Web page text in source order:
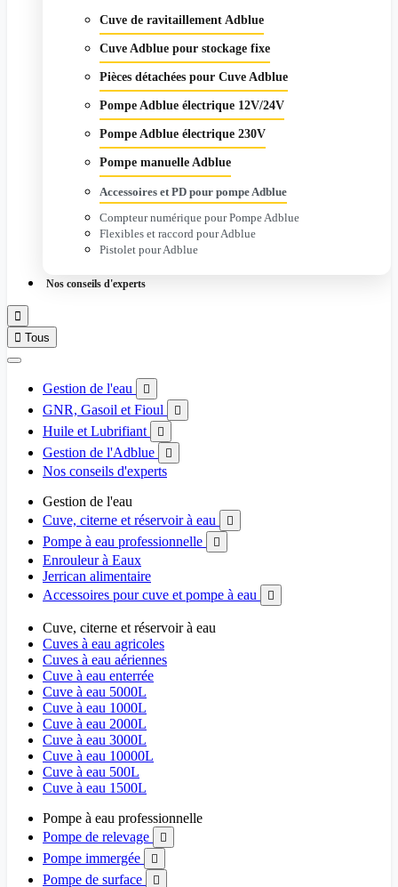
Cuve de ravitaillement Adblue
Cuve Adblue pour stockage fixe
Pièces détachées pour Cuve Adblue
Pompe Adblue électrique 12V/24V
Pompe Adblue électrique 230V
Pompe manuelle Adblue
Accessoires et PD pour pompe Adblue
Compteur numérique pour Pompe Adblue
Flexibles et raccord pour Adblue
Pistolet pour Adblue
Nos conseils d'experts

 Tous
Gestion de l'eau 
GNR, Gasoil et Fioul 
Huile et Lubrifiant 
Gestion de l'Adblue 
Nos conseils d'experts
Gestion de l'eau
Cuve, citerne et réservoir à eau

Pompe à eau professionnelle 
Enrouleur à Eaux
Jerrican alimentaire
Accessoires pour cuve et pompe à eau

Cuve, citerne et réservoir à eau
Cuves à eau agricoles
Cuves à eau aériennes
Cuve à eau enterrée
Cuve à eau 5000L
Cuve à eau 1000L
Cuve à eau 2000L
Cuve à eau 3000L
Cuve à eau 10000L
Cuve à eau 500L
Cuve à eau 1500L
Pompe à eau professionnelle
Pompe de relevage

Pompe immergée 
Pompe de surface 